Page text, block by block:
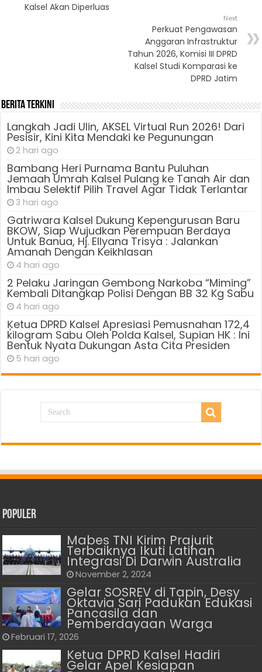
Kalsel Akan Diperluas
Next
Perkuat Pengawasan
Anggaran Infrastruktur
Tahun 2026, Komisi III DPRD
Kalsel Studi Komparasi ke
DPRD Jatim
Berita Terkini
Langkah Jadi Ulin, AKSEL Virtual Run 2026! Dari
Pesisir, Kini Kita Mendaki ke Pegunungan
2 hari ago
Bambang Heri Purnama Bantu Puluhan
Jemaah Umrah Kalsel Pulang ke Tanah Air dan
Imbau Selektif Pilih Travel Agar Tidak Terlantar
3 hari ago
Gatriwara Kalsel Dukung Kepengurusan Baru
BKOW, Siap Wujudkan Perempuan Berdaya
Untuk Banua, Hj. Ellyana Trisya : Jalankan
Amanah Dengan Keikhlasan
4 hari ago
2 Pelaku Jaringan Gembong Narkoba “Miming”
Kembali Ditangkap Polisi Dengan BB 32 Kg Sabu
4 hari ago
Ķetua DPRD Kalsel Apresiasi Pemusnahan 172,4
kilogram Sabu Oleh Polda Kalsel, Supian HK : Ini
Bentuk Nyata Dukungan Asta Cita Presiden
5 hari ago
Populer
Mabes TNI Kirim Prajurit
Terbaiknya Ikuti Latihan
Integrasi Di Darwin Australia
November 2, 2024
Gelar SOSREV di Tapin, Desy
Oktavia Sari Padukan Edukasi
Pancasila dan
Pemberdayaan Warga
Februari 17, 2026
Ketua DPRD Kalsel Hadiri
Gelar Apel Kesiapan